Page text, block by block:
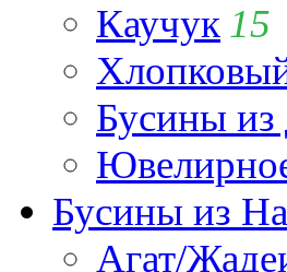
Каучук 15
Бусины из
Бусины из
Агат/